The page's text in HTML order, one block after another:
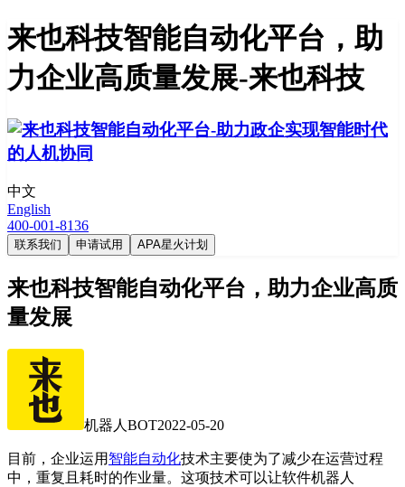
来也科技智能自动化平台，助
力企业高质量发展-来也科技
中文
English
400-001-8136
联系我们 申请试用 APA星火计划
来也科技智能自动化平台，助力企业高质
量发展
机器人BOT2022-05-20
目前，企业运用 智能自动化技术主要使为了减少在运营过程
中，重复且耗时的作业量。这项技术可以让软件机器人